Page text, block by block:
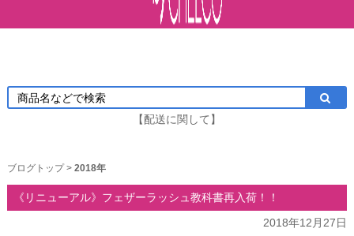
【配送に関して】
ブログトップ> 2018年
《リニューアル》フェザーラッシュ教科書再入荷！！
2018年12月27日